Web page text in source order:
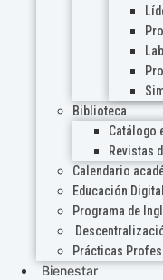
Biblioteca
Catálogo
Revistas
Calendario
Educación Digital
Programa de
Prácticas
Bienestar